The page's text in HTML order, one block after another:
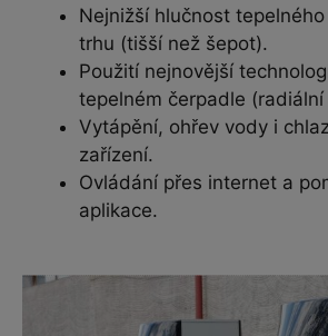
Nejnižší hlučnost
trhu (tišší než šepot).
Použití nejnovější
tepelném čerpadle
Vytápění, ohřev vody i
zařízení.
Ovládání přes internet a
aplikace.